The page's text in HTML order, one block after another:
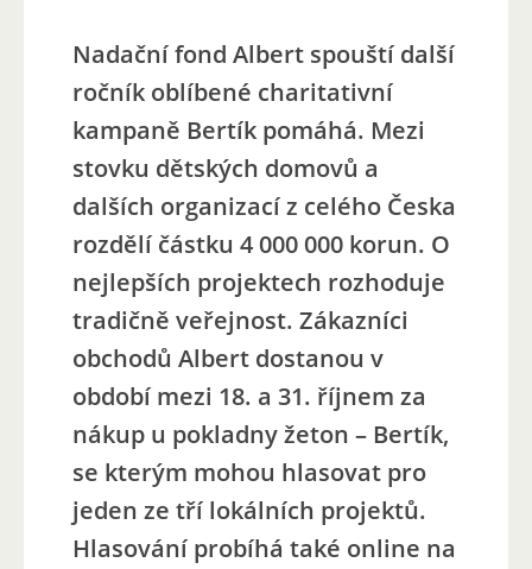
Nadační fond Albert spouští další
ročník oblíbené charitativní
kampaně Bertík pomáhá. Mezi
stovku dětských domovů a
dalších organizací z celého Česka
rozdělí částku 4 000 000 korun. O
nejlepších projektech rozhoduje
tradičně veřejnost. Zákazníci
obchodů Albert dostanou v
období mezi 18. a 31. říjnem za
nákup u pokladny žeton – Bertík,
se kterým mohou hlasovat pro
jeden ze tří lokálních projektů.
Hlasování probíhá také online na